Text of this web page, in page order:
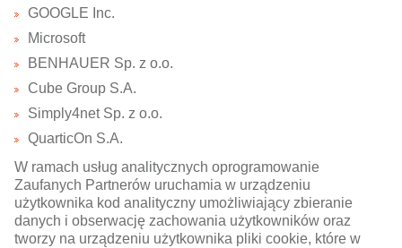
GOOGLE Inc.
Microsoft
BENHAUER Sp. z o.o.
Cube Group S.A.
Simply4net Sp. z o.o.
QuarticOn S.A.
W ramach usług analitycznych oprogramowanie
Zaufanych Partnerów uruchamia w urządzeniu
użytkownika kod analityczny umożliwiający zbieranie
danych i obserwację zachowania użytkowników oraz
tworzy na urządzeniu użytkownika pliki cookie, które w